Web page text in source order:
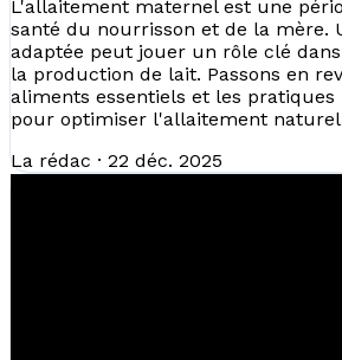
L'allaitement maternel est une
santé du nourrisson et de la mère.
adaptée peut jouer un rôle clé
la production de lait. Passons en
aliments essentiels et les pratiques
pour optimiser l'allaitement
La rédac · 22 déc. 2025